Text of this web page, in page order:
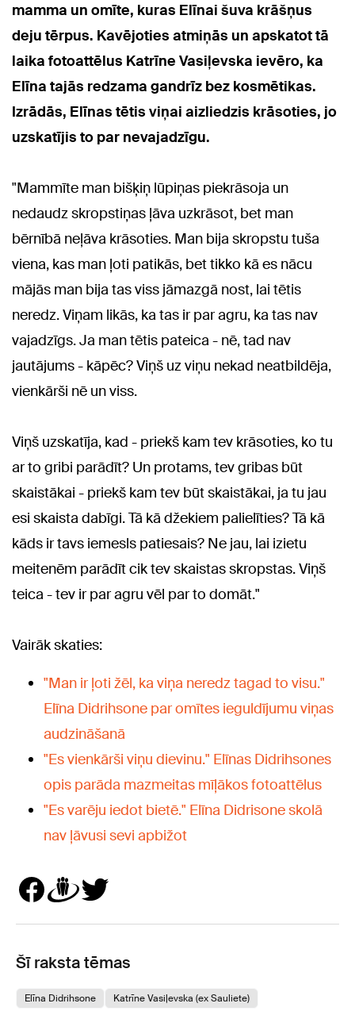
mamma un omīte, kuras Elīnai šuva krāšņus
deju tērpus. Kavējoties atmiņās un apskatot tā
laika fotoattēlus Katrīne Vasiļevska ievēro, ka
Elīna tajās redzama gandrīz bez kosmētikas.
Izrādās, Elīnas tētis viņai aizliedzis krāsoties, jo
uzskatījis to par nevajadzīgu.
"Mammīte man bišķiņ lūpiņas piekrāsoja un
nedaudz skropstiņas ļāva uzkrāsot, bet man
bērnībā neļāva krāsoties. Man bija skropstu tuša
viena, kas man ļoti patikās, bet tikko kā es nācu
mājās man bija tas viss jāmazgā nost, lai tētis
neredz. Viņam likās, ka tas ir par agru, ka tas nav
vajadzīgs. Ja man tētis pateica - nē, tad nav
jautājums - kāpēc? Viņš uz viņu nekad neatbildēja,
vienkārši nē un viss.
Viņš uzskatīja, kad - priekš kam tev krāsoties, ko tu
ar to gribi parādīt? Un protams, tev gribas būt
skaistākai - priekš kam tev būt skaistākai, ja tu jau
esi skaista dabīgi. Tā kā džekiem palielīties? Tā kā
kāds ir tavs iemesls patiesais? Ne jau, lai izietu
meitenēm parādīt cik tev skaistas skropstas. Viņš
teica - tev ir par agru vēl par to domāt."
Vairāk skaties:
"Man ir ļoti žēl, ka viņa neredz tagad to visu."
Elīna Didrihsone par omītes ieguldījumu viņas
audzināšanā
"Es vienkārši viņu dievinu." Elīnas Didrihsones
opis parāda mazmeitas mīļākos fotoattēlus
"Es varēju iedot bietē." Elīna Didrisone skolā
nav ļāvusi sevi apbižot
Šī raksta tēmas
Elīna Didrihsone Katrīne Vasiļevska (ex Sauliete)